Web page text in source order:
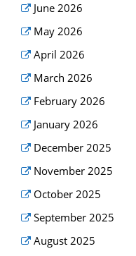
June 2026
May 2026
April 2026
March 2026
February 2026
January 2026
December 2025
November 2025
October 2025
September 2025
August 2025